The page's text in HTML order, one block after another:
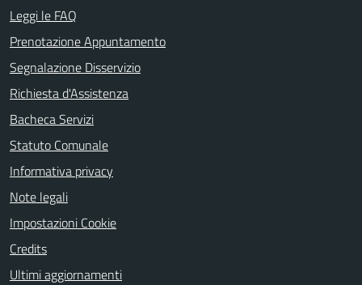
Leggi le FAQ
Prenotazione Appuntamento
Segnalazione Disservizio
Richiesta d'Assistenza
Bacheca Servizi
Statuto Comunale
Informativa privacy
Note legali
Impostazioni Cookie
Credits
Ultimi aggiornamenti